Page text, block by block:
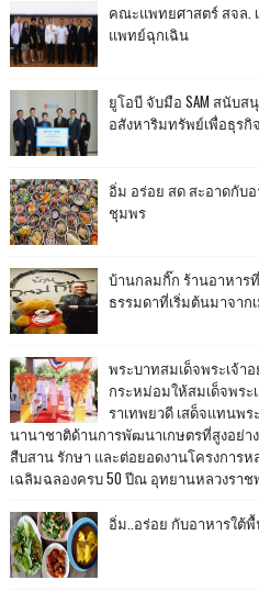
คณะแพทยศาสตร์ สจล. เ
แพทย์ฉุกเฉิน
ยูโอบี จับมือ SAM สนับส
อสังหาริมทรัพย์เพื่อธุรกิจ
อิ่ม อร่อย สด สะอาดกับ
ชุมพร
บ้านกลมกิ๊ก ร้านอาหาร
ธรรมดาที่เริ่มต้นมาจาก
พระบาทสมเด็จพระเจ้า
กระหม่อมให้สมเด็จพระ
ราเทพยวดี เสด็จแทนพ
นานาชาติด้านการพัฒนาเกษตรที่สูงอย่
สืบสาน รักษา และต่อยอดงานโครงการห
เฉลิมฉลองครบ 50 ปีณ อุทยานหลวงราช
อิ่ม..อร่อย กับอาหารใต้